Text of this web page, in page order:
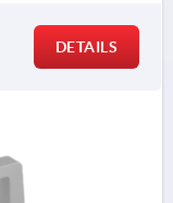
DETAILS